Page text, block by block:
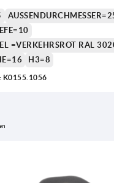
AUSSENDURCHMESSER=25
=VERKEHRSROT RAL
H3=8
K0155.1056